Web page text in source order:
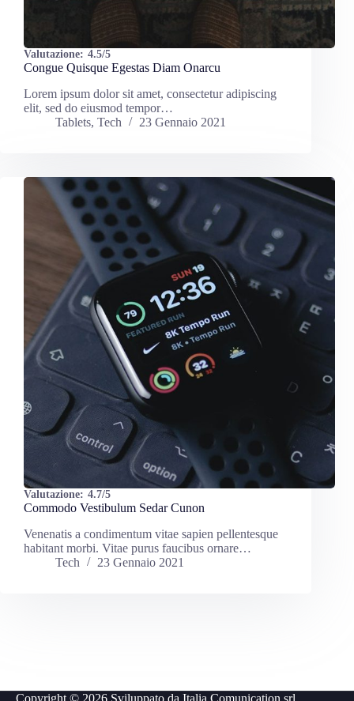
Valutazione: 4.5/5
Congue Quisque Egestas Diam Onarcu
Lorem ipsum dolor sit amet, consectetur adipiscing
elit, sed do eiusmod tempor…
Tablets, Tech 23 Gennaio 2021
Valutazione: 4.7/5
Commodo Vestibulum Sedar Cunon
Venenatis a condimentum vitae sapien pellentesque
habitant morbi. Vitae purus faucibus ornare…
Tech
23 Gennaio 2021
Copyright © 2026 Sviluppato daItalia Comunication srl